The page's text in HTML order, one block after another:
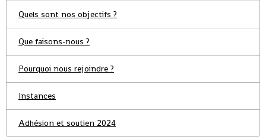
Quels sont nos objectifs ?
Que faisons-nous ?
Pourquoi nous rejoindre ?
Instances
Adhésion et soutien 2024